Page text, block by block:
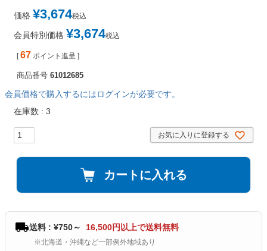
価格 ¥3,674税込
会員特別価格 ¥3,674税込
[ 67 ポイント進呈 ]
商品番号 61012685
会員価格で購入するにはログインが必要です。
在庫数
3
お気に入りに登録する
カートに入れる
送料 : ¥750～ 16,500円以上で送料無料
※北海道・沖縄など一部例外地域あり